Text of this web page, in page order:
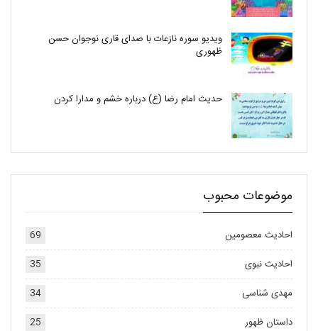
ویدیو سوره نازعات با صدای قاری نوجوان حسن
ظهوری
حدیث امام رضا (ع) درباره خشم و مدارا کردن
موضوعات محبوب
احادیث معصومین
69
احادیث نبوی
35
مهدی شناسی
34
داستان ظهور
25